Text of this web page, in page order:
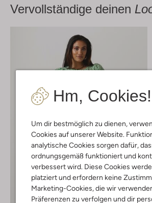
Hm, Cookies!
Um dir bestmöglich zu dienen,
Cookies auf unserer Website.
analytische Cookies sorgen dafür,
ordnungsgemäß funktioniert und
verbessert wird. Diese Cookies
platziert und erfordern keine
Marketing-Cookies, die wir
Präferenzen zu verfolgen und dir
Vervollständige deinen